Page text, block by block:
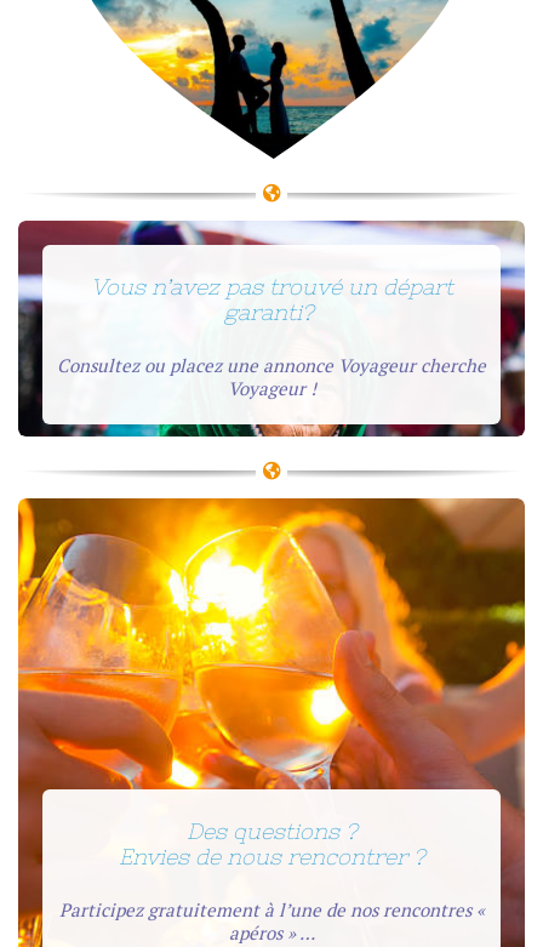
Vous n’avez pas trouvé un départ
garanti?
Consultez ou placez une annonce Voyageur cherche
Voyageur !
Des questions ?
Envies de nous rencontrer ?
Participez gratuitement à l’une de nos rencontres «
apéros » …